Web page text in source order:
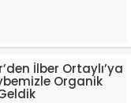
İlber Ortaylı’ya
Organik